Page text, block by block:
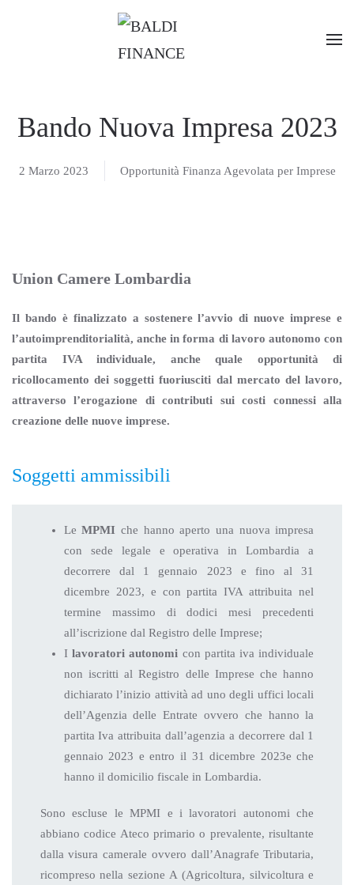
Bando Nuova Impresa 2023
2 Marzo 2023 Opportunità Finanza Agevolata per Imprese
Union Camere Lombardia
Il bando è finalizzato a sostenere l’avvio di nuove imprese e
l’autoimprenditorialità, anche in forma di lavoro autonomo con
partita IVA individuale, anche quale opportunità di
ricollocamento dei soggetti fuoriusciti dal mercato del lavoro,
attraverso l’erogazione di contributi sui costi connessi alla
creazione delle nuove imprese.
Soggetti ammissibili
LeMPMI che hanno aperto una nuova impresa
con sede legale e operativa in Lombardia a
decorrere dal 1 gennaio 2023 e fino al 31
dicembre 2023, e con partita IVA attribuita nel
termine massimo di dodici mesi precedenti
all’iscrizione dal Registro delle Imprese;
I lavoratori autonomi con partita iva individuale
non iscritti al Registro delle Imprese che hanno
dichiarato l’inizio attività ad uno degli uffici locali
dell’Agenzia delle Entrate ovvero che hanno la
partita Iva attribuita dall’agenzia a decorrere dal 1
gennaio 2023 e entro il 31 dicembre 2023e che
hanno il domicilio fiscale in Lombardia.
Sono escluse le MPMI e i lavoratori autonomi che
abbiano codice Ateco primario o prevalente, risultante
dalla visura camerale ovvero dall’Anagrafe Tributaria,
ricompreso nella sezione A (Agricoltura, silvicoltura e